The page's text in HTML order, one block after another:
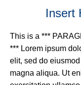
Insert
This is a ***
*** Lorem ipsum
elit, sed do
magna aliqua. Ut